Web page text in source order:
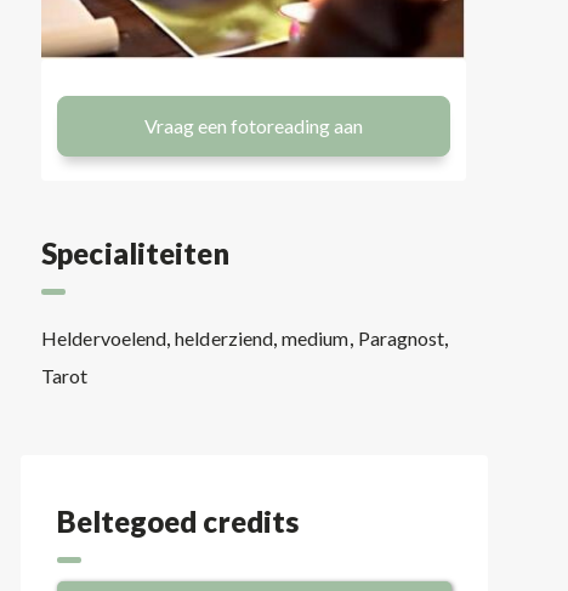
Vraag een fotoreading aan
Specialiteiten
Heldervoelend,helderziend,medium, Paragnost,
Tarot
Beltegoed credits